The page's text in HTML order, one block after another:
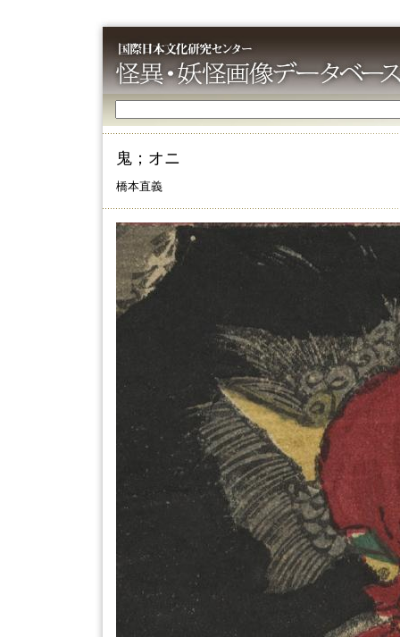
鬼；オニ
橋本直義